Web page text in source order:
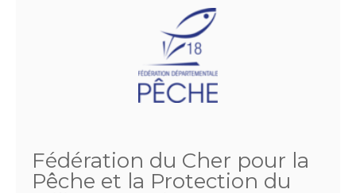
Fédération du Cher pour la
Pêche et la Protection du